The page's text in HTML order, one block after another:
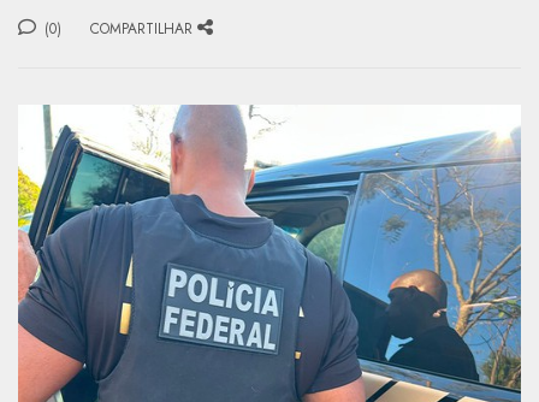
(0) COMPARTILHAR